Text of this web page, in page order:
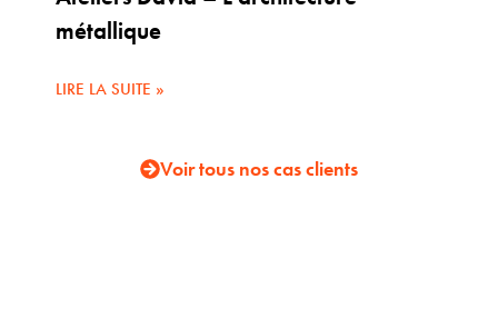
métallique
LIRE LA SUITE »
Voir tous nos cas clients